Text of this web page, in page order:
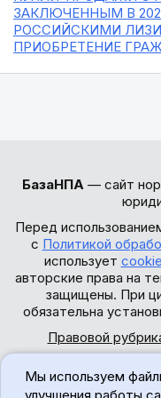
ЗАКЛЮЧЕННЫМ В
РОССИЙСКИМИ
ПРИОБРЕТЕНИЕ
БазаНПА — сайт
Перед
с Политикой
использует
авторские права на
защищены. При
обязательна
Правовой
Мы используем